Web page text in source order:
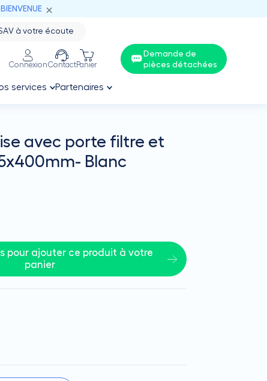
à votre écoute
ConnexionContactPanier
Demande de
pièces détachées
services Partenaires
avec porte filtre et
Blanc
pour ajouter ce produit à votre
panier